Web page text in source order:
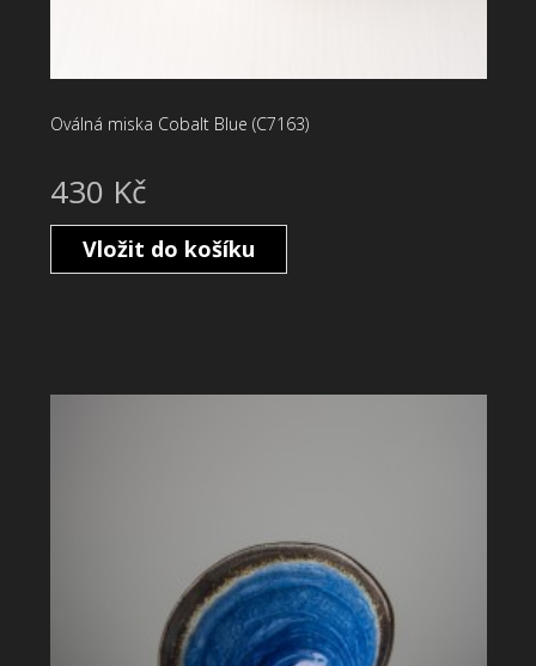
Oválná miska Cobalt Blue (C7163)
430 Kč
Vložit do košíku